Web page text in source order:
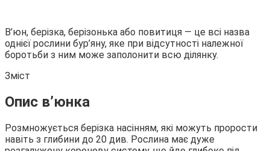
В’юн, берізка, берізонька або повитиця — це всі назва
однієї рослини бур’яну, яке при відсутності належної
боротьби з ним може заполонити всю ділянку.
Зміст
Опис в’юнка
Розмножується берізка насінням, які можуть прорости
навіть з глибини до 20 див. Рослина має дуже